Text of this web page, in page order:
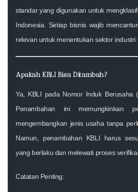
standar yang digunakan untuk
Indonesia. Setiap bisnis wajib
relevan untuk menentukan sektor industri
Apakah KBLI Bisa Ditambah?
Ya, KBLI pada Nomor Induk Berusaha
Penambahan ini memungkinkan
mengembangkan jenis usaha tanpa
Namun, penambahan KBLI harus
yang berlaku dan melewati proses
Catatan Penting: